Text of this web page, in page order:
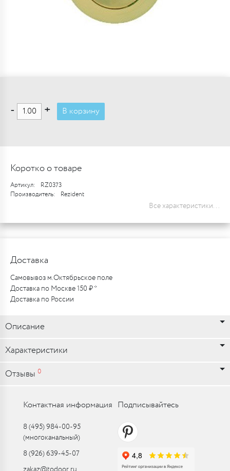
- + В корзину
Коротко о товаре
Артикул:
RZ0373
Производитель:
Rezident
Все характеристики...
Доставка
Самовывоз м.Октябрьское поле
Доставка по Москве 150 ₽ *
Доставка по России
Описание
Характеристики
Отзывы 0
Контактная информация
8 (495) 984-00-95
(многоканальный)
8 (926) 639-45-07
Подписывайтесь